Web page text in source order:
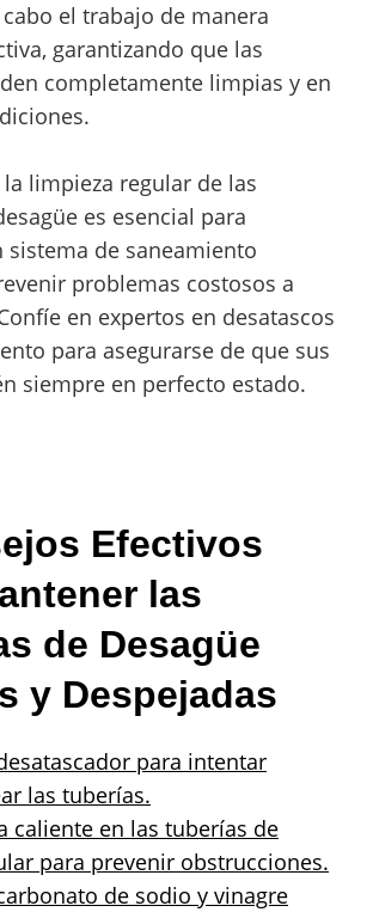
el trabajo de manera
garantizando que las
completamente limpias y en
limpieza regular de las
es esencial para
sistema de saneamiento
problemas costosos a
en expertos en desatascos
para asegurarse de que sus
siempre en perfecto estado.
Efectivos
las
de Desagüe
y Despejadas
para intentar
las tuberías.
caliente en las tuberías de
para prevenir obstrucciones.
de sodio y vinagre